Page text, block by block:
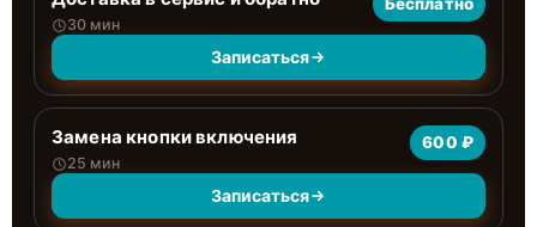
30 мин
Записаться
Замена кнопки включения
25 мин
600 ₽
Записаться